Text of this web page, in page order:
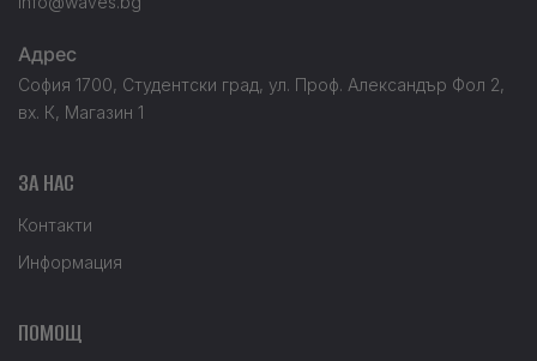
Адрес
София 1700, Студентски град, ул. Проф. Александър Фол 2,
вх. К, Магазин 1
ЗА НАС
Контакти
Информация
ПОМОЩ